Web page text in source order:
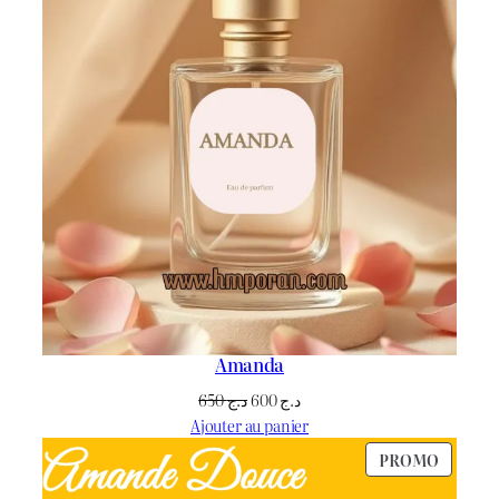
Amanda
د.ج650
Le
prix
était :
د.ج600
Le
prix
est :
Ajouter au panier
PROMO
EN